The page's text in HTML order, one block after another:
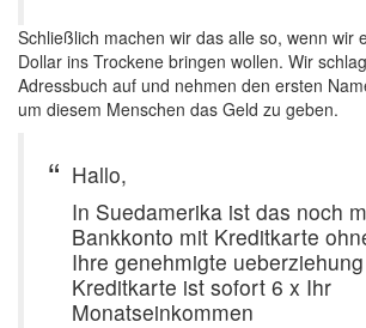
Schließlich machen wir das alle so, wenn wir
Dollar ins Trockene bringen wollen. Wir
Adressbuch auf und nehmen den ersten
um diesem Menschen das Geld zu geben.
Hallo,
In Suedamerika ist das noch
Bankkonto mit Kreditkarte
Ihre genehmigte
Kreditkarte ist sofort 6 x Ihr
Monatseinkommen